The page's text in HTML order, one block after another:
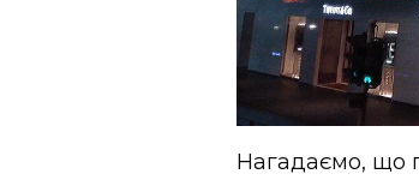
Нагадаємо, що